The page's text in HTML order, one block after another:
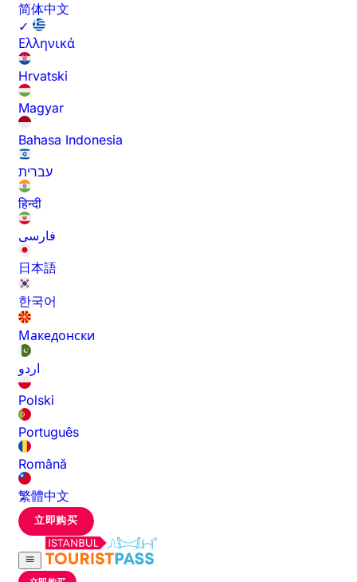
简体中文
✓
Ελληνικά
Hrvatski
Magyar
Bahasa Indonesia
עברית
हिन्दी
فارسی
日本語
한국어
Македонски
اردو
Polski
Português
Română
繁體中文
立即购买